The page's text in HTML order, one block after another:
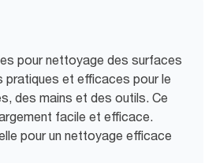
pour nettoyage des surfaces
pratiques et efficaces pour le
des mains et des outils. Ce
facile et efficace.
pour un nettoyage efficace